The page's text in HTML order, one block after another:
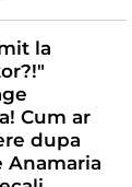
la
Cum ar
dupa
Anamaria